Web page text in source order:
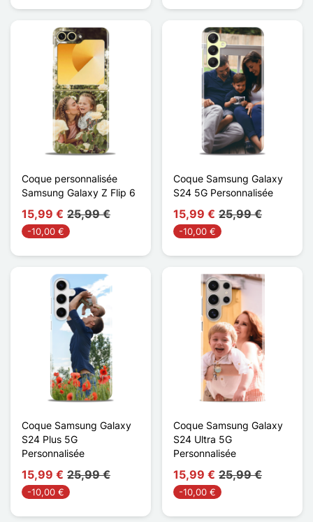
Coque personnalisée
Samsung Galaxy Z Flip 6
15,99 € 25,99 €
-10,00 €
Coque Samsung Galaxy
S24 5G Personnalisée
15,99 € 25,99 €
-10,00 €
Coque Samsung Galaxy
S24 Plus 5G
Personnalisée
15,99 € 25,99 €
-10,00 €
Coque Samsung Galaxy
S24 Ultra 5G
Personnalisée
15,99 € 25,99 €
-10,00 €